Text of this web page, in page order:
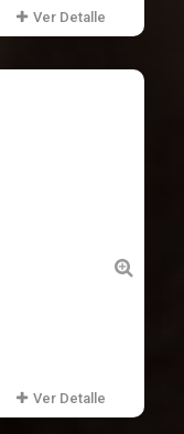
Ver Detalle
Ver Detalle